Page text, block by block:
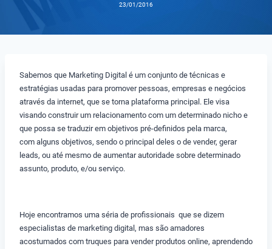
23/01/2016
Sabemos que Marketing Digital é um conjunto de técnicas e
estratégias usadas para promover pessoas, empresas e negócios
através da internet, que se torna plataforma principal. Ele visa
visando construir um relacionamento com um determinado nicho e
que possa se traduzir em objetivos pré-definidos pela marca,
com alguns objetivos, sendo o principal deles o de vender, gerar
leads, ou até mesmo de aumentar autoridade sobre determinado
assunto, produto, e/ou serviço.
Hoje encontramos uma séria de profissionais que se dizem
especialistas de marketing digital, mas são amadores
acostumados com truques para vender produtos online, aprendendo